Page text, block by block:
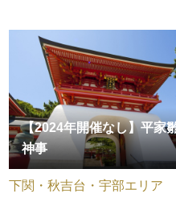
【2024年開催なし】平家
神事
下関・秋吉台・宇部エリア